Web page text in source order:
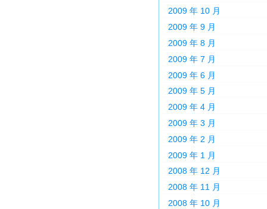
2009 年 10 月
2009 年 9 月
2009 年 8 月
2009 年 7 月
2009 年 6 月
2009 年 5 月
2009 年 4 月
2009 年 3 月
2009 年 2 月
2009 年 1 月
2008 年 12 月
2008 年 11 月
2008 年 10 月